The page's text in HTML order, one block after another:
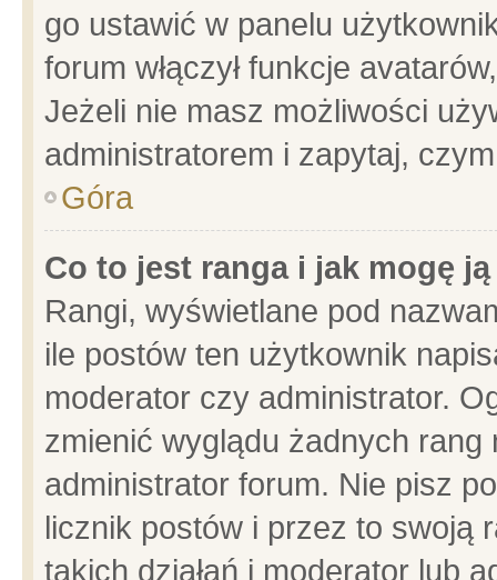
go ustawić w panelu
forum włączył funkcje
Jeżeli nie masz możliwości
administratorem i zapytaj,
Góra
Co to jest ranga i jak mogę
Rangi, wyświetlane pod
ile postów ten użytkownik
moderator czy administrator.
zmienić wyglądu żadnych
administrator forum. Nie pisz
licznik postów i przez to swoją
takich działań i moderator lub